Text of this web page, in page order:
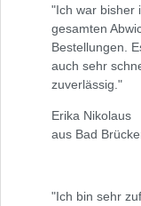
"Ich war bisher
gesamten
Bestellungen.
auch sehr
zuverlässig."
Erika Nikolaus
aus Bad
"Ich bin sehr